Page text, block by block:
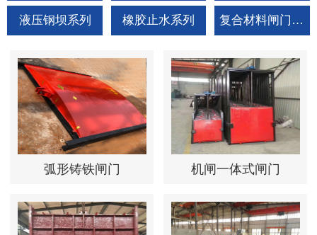
液压钢坝系列 橡胶止水系列 复合材料闸门拍门
弧形铸铁闸门 机闸一体式闸门